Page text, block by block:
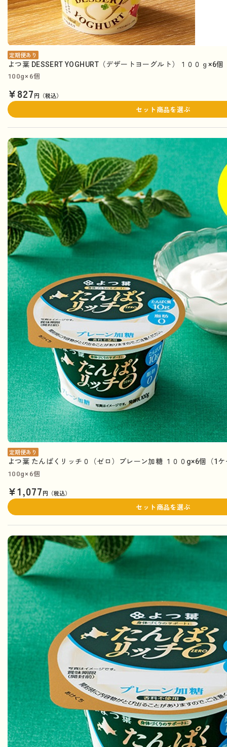
定期便あり
よつ葉 DESSERT YOGHURT（デザートヨーグルト）１００ｇ×6
100g×6個
¥827円（税込）
セット商品を選ぶ
定期便あり
よつ葉 たんぱくリッチ０（ゼロ）プレーン加糖 １００g×6個（1
100g×6個
¥1,077円（税込）
セット商品を選ぶ